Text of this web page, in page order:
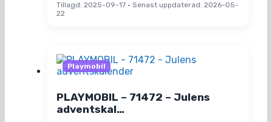
Tillagd: 2025-09-17 • Senast uppdaterad: 2026-05-
22
Playmobil
PLAYMOBIL – 71472 – Julens
adventskal…